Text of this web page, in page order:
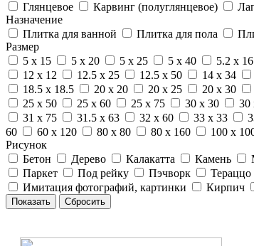
Глянцевое
Карвинг (полуглянцевое)
Назначение
Плитка для ванной
Плитка для пола
Размер
5 x 15
5 x 20 5 x 25 5 x 40 5.2 x 16
12 x 12
12.5 x 25 12.5 x 50 14 x 34
18.5 x 18.5
20 x 20 20 x 25 20 x 30
25 x 50
25 x 60 25 x 75 30 x 30 30
31 x 75
31.5 x 63 32 x 60 33 x 33
60
60 x 120 80 x 80 80 x 160 100 x
Рисунок
Бетон
Дерево Калакатта Камень
Паркет
Под рейку Пэчворк Тераццо
Имитация фотографий, картинки
Кирпич